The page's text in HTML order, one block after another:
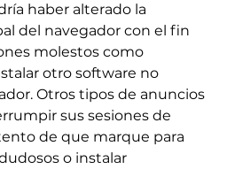
haber alterado la
del navegador con el fin
molestos como
otro software no
Otros tipos de anuncios
sus sesiones de
de que marque para
o instalar